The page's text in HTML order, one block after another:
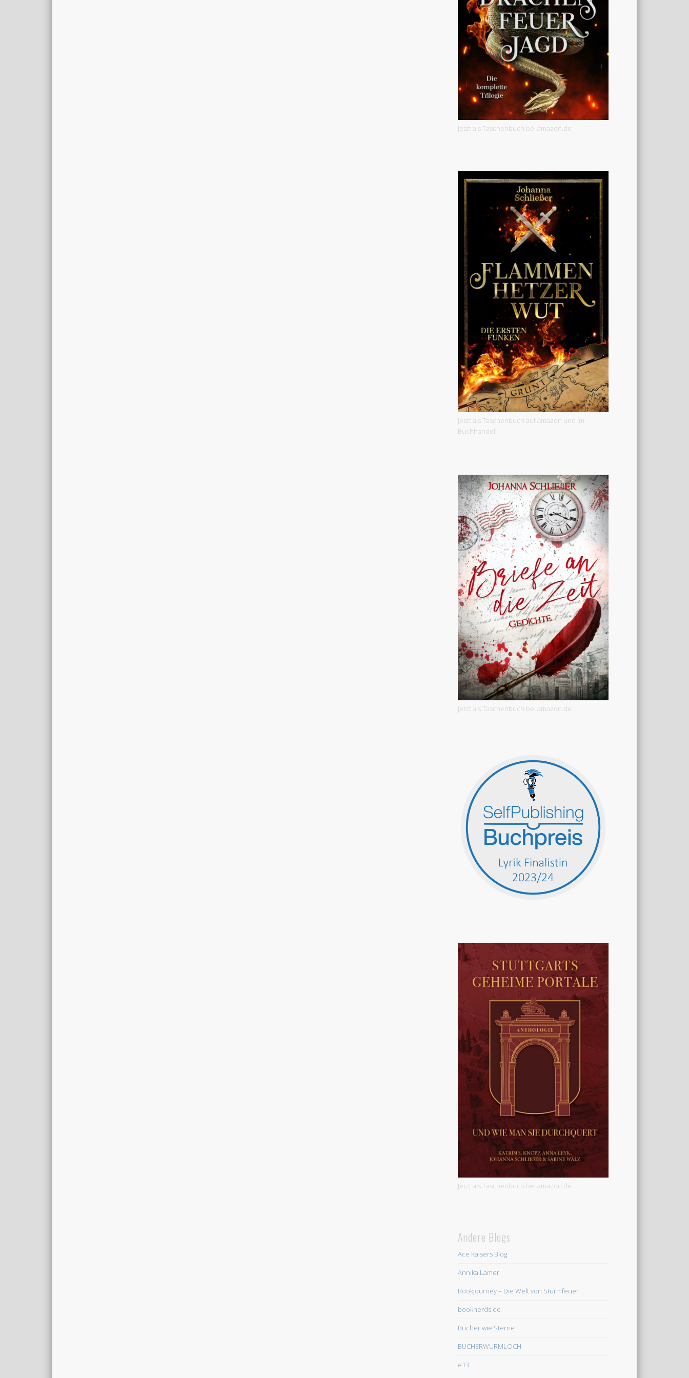
Jetzt als Taschenbuch bei amazon.de
Jetzt als Taschenbuch auf amazon und im
Buchhandel
Jetzt als Taschenbuch bei amazon.de
Jetzt als Taschenbuch bei amazon.de
Andere Blogs
Ace Kaisers Blog
Annika Lamer
Bookjourney – Die Welt von Sturmfeuer
booknerds.de
Bücher wie Sterne
BÜCHERWURMLOCH
e13